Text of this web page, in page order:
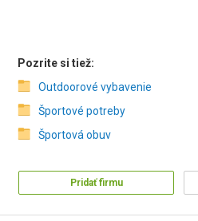
Pozrite si tiež:
Outdoorové vybavenie
Športové potreby
Športová obuv
Pridať firmu